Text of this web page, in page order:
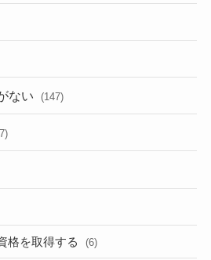
ない (147)
格を取得する (6)